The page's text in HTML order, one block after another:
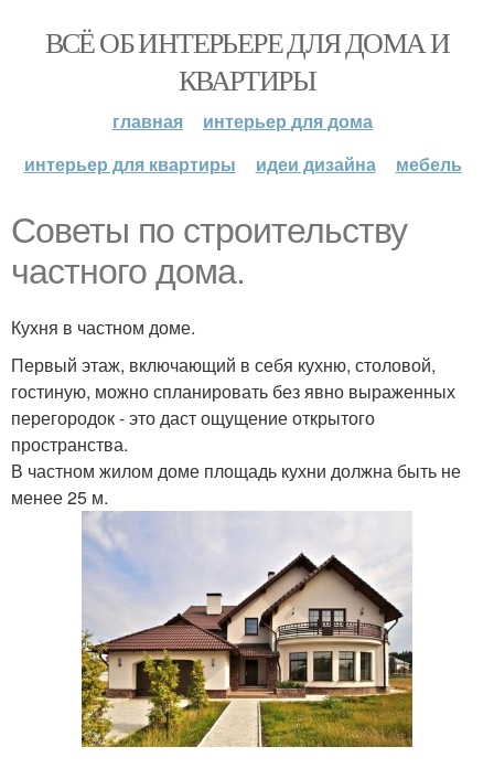
ВСЁ ОБ ИНТЕРЬЕРЕ ДЛЯ ДОМА И
КВАРТИРЫ
главная
интерьер для дома
интерьер для квартиры
идеи дизайна мебель
Советы по строительству
частного дома.
Кухня в частном доме.
Первый этаж, включающий в себя кухню, столовой,
гостиную, можно спланировать без явно выраженных
перегородок - это даст ощущение открытого
пространства.
В частном жилом доме площадь кухни должна быть не
менее 25 м.